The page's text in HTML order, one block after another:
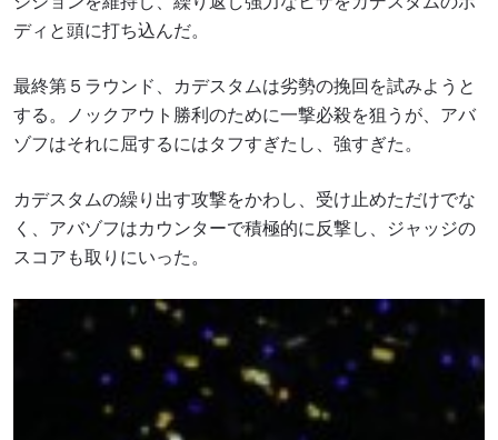
ディと頭に打ち込んだ。
最終第５ラウンド、カデスタムは劣勢の挽回を試みようと
する。ノックアウト勝利のために一撃必殺を狙うが、アバ
ゾフはそれに屈するにはタフすぎたし、強すぎた。
カデスタムの繰り出す攻撃をかわし、受け止めただけでな
く、アバゾフはカウンターで積極的に反撃し、ジャッジの
スコアも取りにいった。